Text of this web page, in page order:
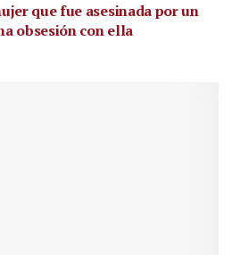
que fue asesinada por un
obsesión con ella